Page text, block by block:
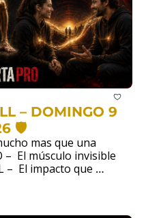
– DOMINGO 9
🛡️
mas que una
–  El músculo invisible
–  El impacto que